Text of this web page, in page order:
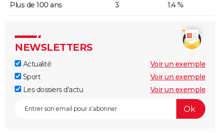
Plus de 100 ans 3 1,4 %
NEWSLETTERS
Actualité
Voir un exemple
Sport
Voir un exemple
Les dossiers d'actu
Voir un exemple